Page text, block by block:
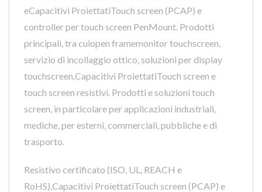
eCapacitivi ProiettatiTouch screen (PCAP) e
controller per touch screen PenMount. Prodotti
principali, tra cuiopen framemonitor touchscreen,
servizio di incollaggio ottico, soluzioni per display
touchscreen,Capacitivi ProiettatiTouch screen e
touch screen resistivi. Prodotti e soluzioni touch
screen, in particolare per applicazioni industriali,
mediche, per esterni, commerciali, pubbliche e di
trasporto.
Resistivo certificato (ISO, UL, REACH e
RoHS),Capacitivi ProiettatiTouch screen (PCAP) e